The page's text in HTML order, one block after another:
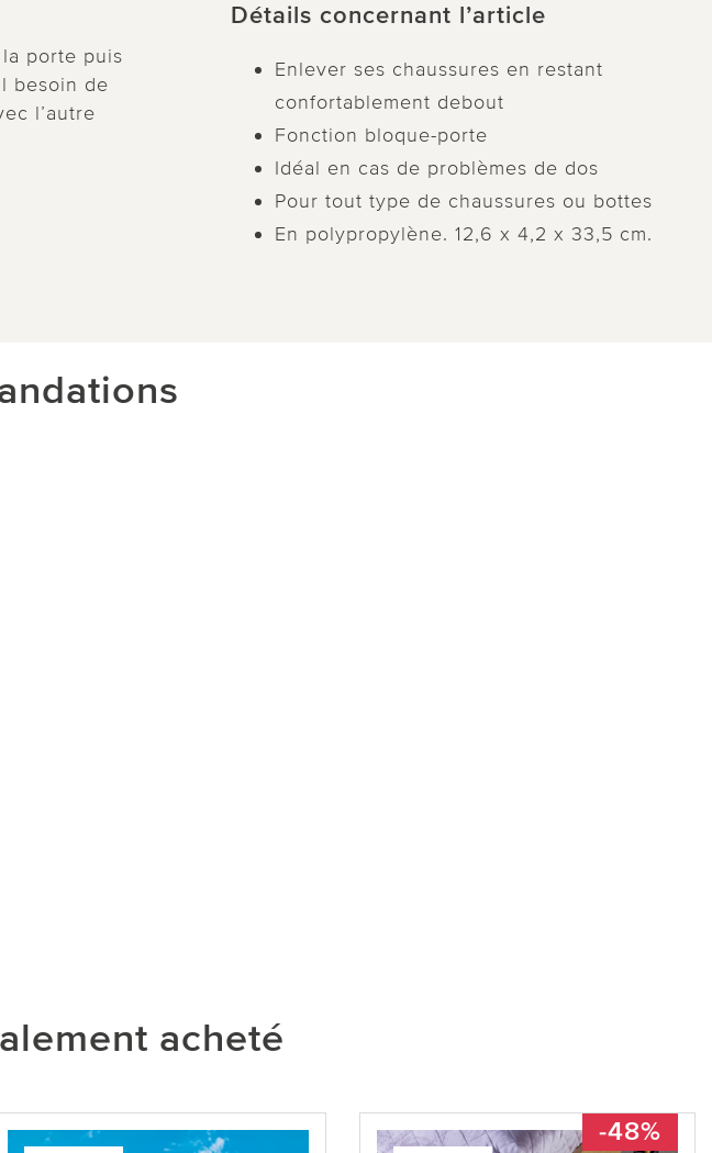
porte puis
besoin de
l’autre
Détails concernant l’article
Enlever ses chaussures en restant
confortablement debout
Fonction bloque-porte
Idéal en cas de problèmes de dos
Pour tout type de chaussures ou bottes
En polypropylène. 12,6 x 4,2 x 33,5 cm.
acheté
-48%